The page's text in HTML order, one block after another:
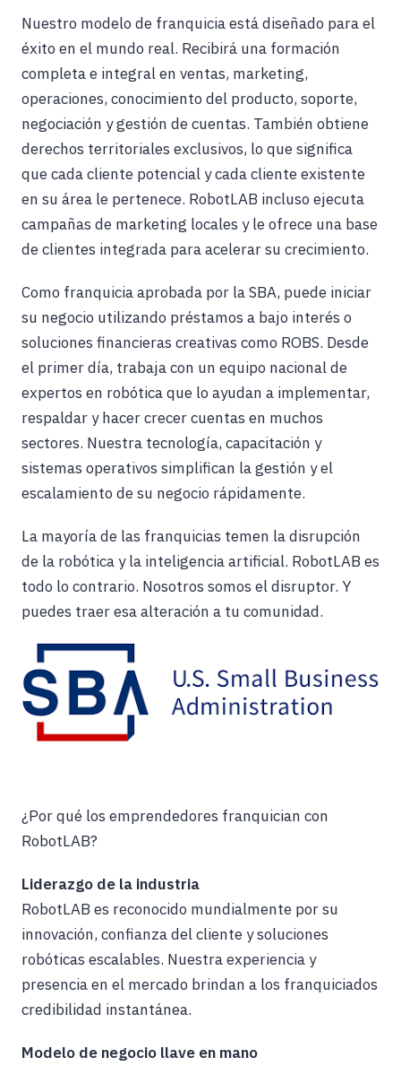
Nuestro modelo de franquicia está diseñado para el
éxito en el mundo real. Recibirá una formación
completa e integral en ventas, marketing,
operaciones, conocimiento del producto, soporte,
negociación y gestión de cuentas. También obtiene
derechos territoriales exclusivos, lo que significa
que cada cliente potencial y cada cliente existente
en su área le pertenece. RobotLAB incluso ejecuta
campañas de marketing locales y le ofrece una base
de clientes integrada para acelerar su crecimiento.
Como franquicia aprobada por la SBA, puede iniciar
su negocio utilizando préstamos a bajo interés o
soluciones financieras creativas como ROBS. Desde
el primer día, trabaja con un equipo nacional de
expertos en robótica que lo ayudan a implementar,
respaldar y hacer crecer cuentas en muchos
sectores. Nuestra tecnología, capacitación y
sistemas operativos simplifican la gestión y el
escalamiento de su negocio rápidamente.
La mayoría de las franquicias temen la disrupción
de la robótica y la inteligencia artificial. RobotLAB es
todo lo contrario. Nosotros somos el disruptor. Y
puedes traer esa alteración a tu comunidad.
¿Por qué los emprendedores franquician con
RobotLAB?
Liderazgo de la industria
RobotLAB es reconocido mundialmente por su
innovación, confianza del cliente y soluciones
robóticas escalables. Nuestra experiencia y
presencia en el mercado brindan a los franquiciados
credibilidad instantánea.
Modelo de negocio llave en mano